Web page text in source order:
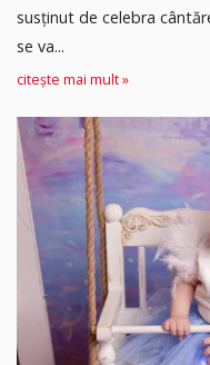
susținut de celebra
se va...
citește mai mult »